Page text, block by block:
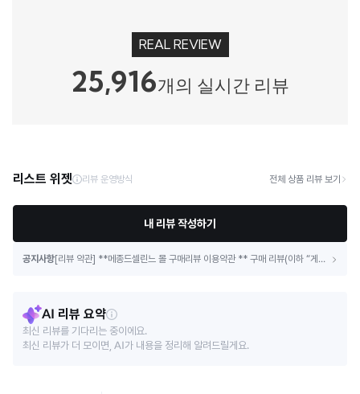
REAL REVIEW
25,916개의 실시간 리뷰